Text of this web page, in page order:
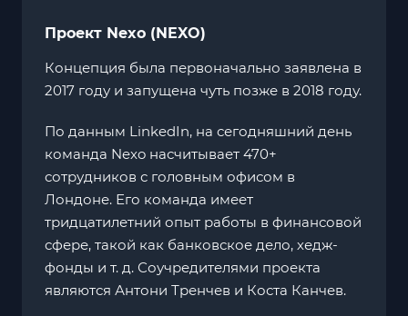
Проект Nexo (NEXO)
Концепция была первоначально заявлена ​​в
2017 году и запущена чуть позже в 2018 году.
По данным LinkedIn, на сегодняшний день
команда Nexo насчитывает 470+
сотрудников с головным офисом в
Лондоне. Его команда имеет
тридцатилетний опыт работы в финансовой
сфере, такой как банковское дело, хедж-
фонды и т. д. Соучредителями проекта
являются Антони Тренчев и Коста Канчев.